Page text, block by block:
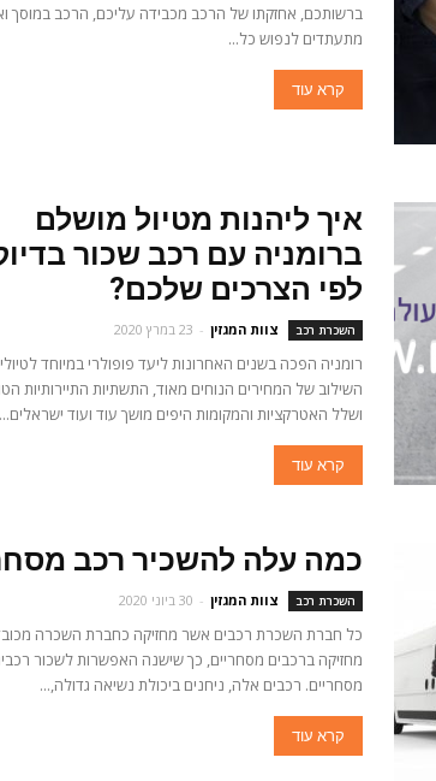
ברשותכם, אחזקתו של הרכב מכבידה עליכם, הרכב במוסך
מתעתדים לנפוש כל...
קרא עוד
איך ליהנות מטיול מושלם
ברומניה עם רכב שכור
לפי הצרכים שלכם?
השכרת רכב צוות המגזין - 23 במרץ 2020
רומניה הפכה בשנים האחרונות ליעד פופולרי במיוחד
השילוב של המחירים הנוחים מאוד, התשתיות התיירותיות
ושלל האטרקציות והמקומות היפים מושך עוד ועוד ישראלים...
קרא עוד
כמה עלה להשכיר רכב
השכרת רכב צוות המגזין - 30 ביוני 2020
כל חברת השכרת רכבים אשר מחזיקה כחברת השכרה
מחזיקה ברכבים מסחריים, כך שישנה האפשרות לשכור
מסחריים. רכבים אלה, ניחנים ביכולת נשיאה גדולה,...
קרא עוד